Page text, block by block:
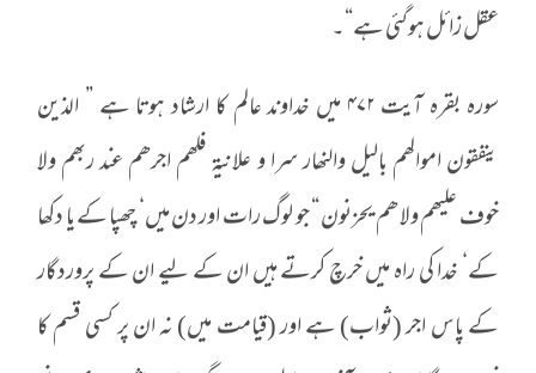
عقل زائل ہوگئی ہے“۔
سورہ بقرہ آیت ۴۷۲ میں خداوند عالم کا ارشاد ہوتا ہے ” الذین
ینفقون اموالھم بالیل والنھار سرا و علانیۃ فلھم اجرھم عند ربھم ولا
خوف علیھم ولا ھم یحزنون “ جو لوگ رات اور دن میں‘ چھپا کے یا دکھا
کے‘ خدا کی راہ میں خرچ کرتے ہیں ان کے لیے ان کے پروردگار
کے پاس اجر (ثواب) ہے اور (قیامت میں) نہ ان پر کسی قسم کا